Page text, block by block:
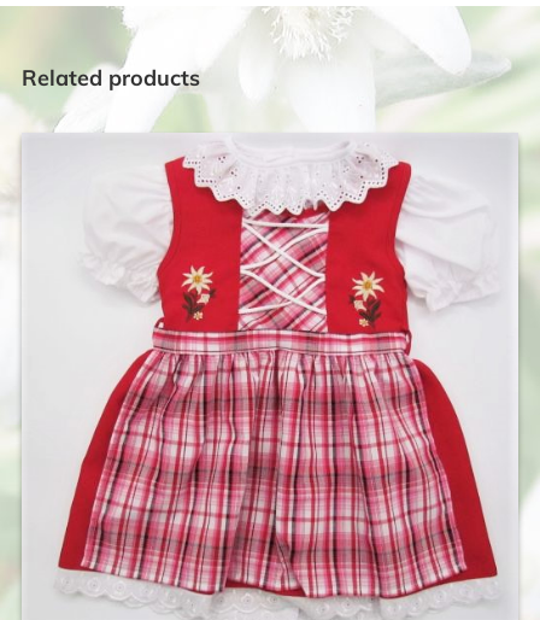
Related products